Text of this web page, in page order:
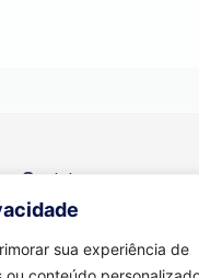
sua experiência de
Contato
Se você tiver alguma